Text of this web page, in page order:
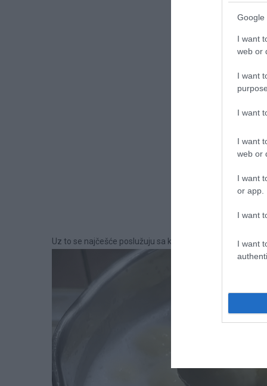
Google
I want
web or
I want
I want
I want
web or
I want
or app.
I want
I want
Uz to se najčešće poslužuju sa kiselim vrhnjem, ali izbor